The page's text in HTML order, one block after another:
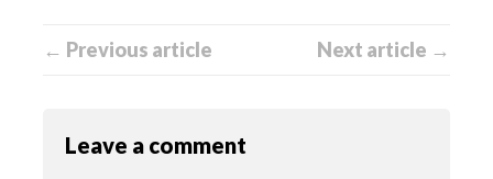
← Previous article Next article →
Leave a comment